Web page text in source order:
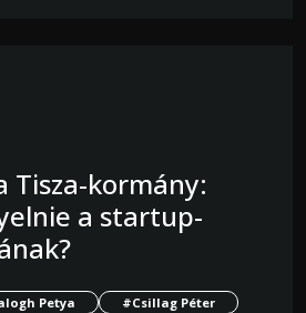
Tisza-kormány:
a startup-
Petya
#Csillag Péter